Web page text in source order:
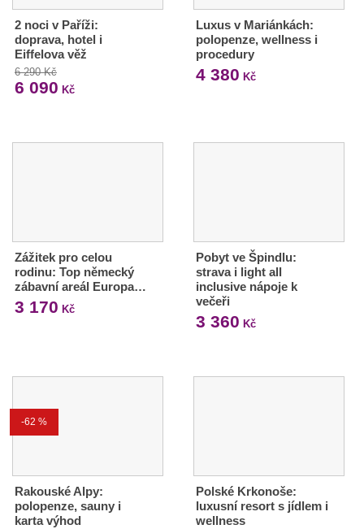
2 noci v Paříži:
doprava, hotel i
Eiffelova věž
6 290 Kč
6 090 Kč
Luxus v Mariánkách:
polopenze, wellness i
procedury
4 380 Kč
Zážitek pro celou
rodinu: Top německý
zábavní areál Europa…
3 170 Kč
Pobyt ve Špindlu:
strava i light all
inclusive nápoje k
večeři
3 360 Kč
-62 %
Rakouské Alpy:
polopenze, sauny i
karta výhod
Polské Krkonoše:
luxusní resort s jídlem i
wellness